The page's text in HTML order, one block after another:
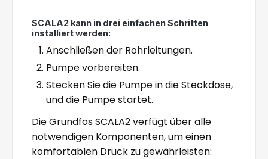
SCALA2 kann in drei einfachen Schritten
installiert werden:
Anschließen der Rohrleitungen.
Pumpe vorbereiten.
Stecken Sie die Pumpe in die Steckdose,
und die Pumpe startet.
Die Grundfos SCALA2 verfügt über alle
notwendigen Komponenten, um einen
komfortablen Druck zu gewährleisten: